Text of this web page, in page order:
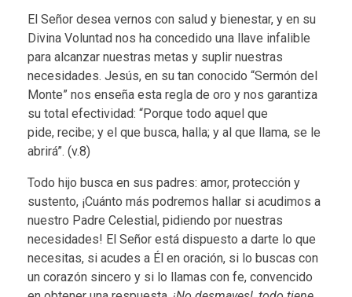
a
d
e
o
r
o
El Señor desea vernos con salud y bienestar, y en su
Divina Voluntad nos ha concedido una llave infalible
para alcanzar nuestras metas y suplir nuestras
necesidades. Jesús, en su tan conocido “Sermón del
Monte” nos enseña esta regla de oro y nos garantiza
su total efectividad: “Porque todo aquel que
pide, recibe; y el que busca, halla; y al que llama, se le
abrirá”. (v.8)
Todo hijo busca en sus padres: amor, protección y
sustento, ¡Cuánto más podremos hallar si acudimos a
nuestro Padre Celestial, pidiendo por nuestras
necesidades! El Señor está dispuesto a darte lo que
necesitas, si acudes a Él en oración, si lo buscas con
un corazón sincero y si lo llamas con fe, convencido